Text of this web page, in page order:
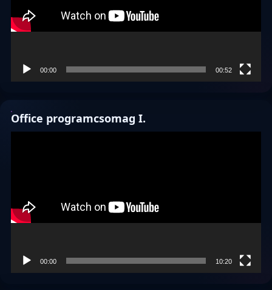
00:00 00:52
Office programcsomag I.
00:00 10:20